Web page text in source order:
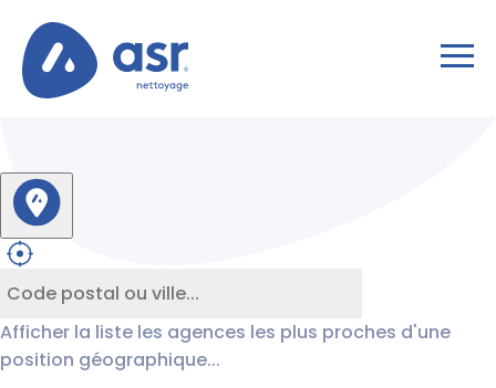
Afficher la liste les agences les plus proches d'une
position géographique...